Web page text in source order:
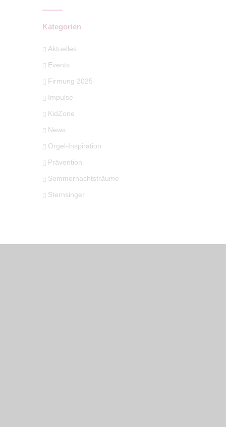
Kategorien
Aktuelles
Events
Firmung 2025
Impulse
KidZone
News
Orgel-Inspiration
Prävention
Sommernachtsträume
Sternsinger